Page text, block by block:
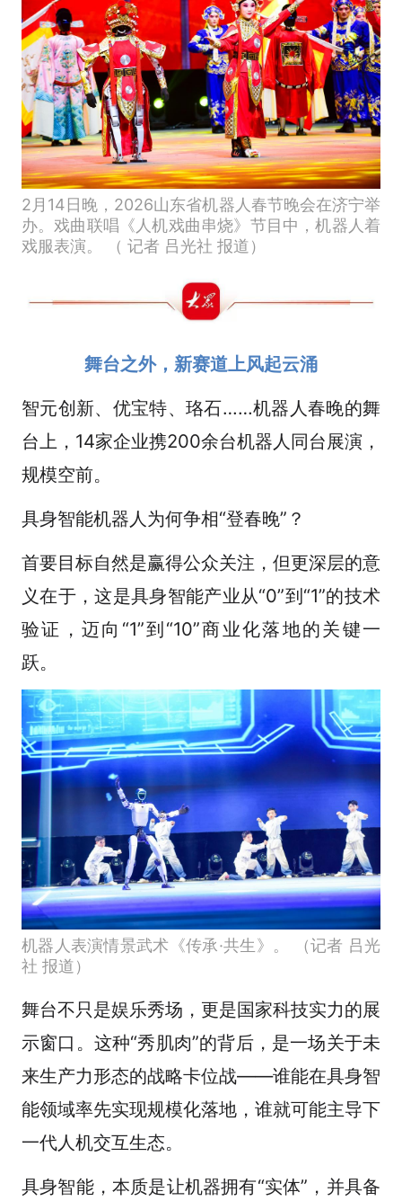
2月14日晚，2026山东省机器人春节晚会在济宁举
办。戏曲联唱《人机戏曲串烧》节目中，机器人着
戏服表演。 （ 记者 吕光社 报道）
舞台之外，新赛道上风起云涌
智元创新、优宝特、珞石……机器人春晚的舞
台上，14家企业携200余台机器人同台展演，
规模空前。
具身智能机器人为何争相“登春晚”？
首要目标自然是赢得公众关注，但更深层的意
义在于，这是具身智能产业从“0”到“1”的技术
验证，迈向“1”到“10”商业化落地的关键一
跃。
机器人表演情景武术《传承·共生》。 （记者 吕光
社 报道）
舞台不只是娱乐秀场，更是国家科技实力的展
示窗口。这种“秀肌肉”的背后，是一场关于未
来生产力形态的战略卡位战——谁能在具身智
能领域率先实现规模化落地，谁就可能主导下
一代人机交互生态。
具身智能，本质是让机器拥有“实体”，并具备